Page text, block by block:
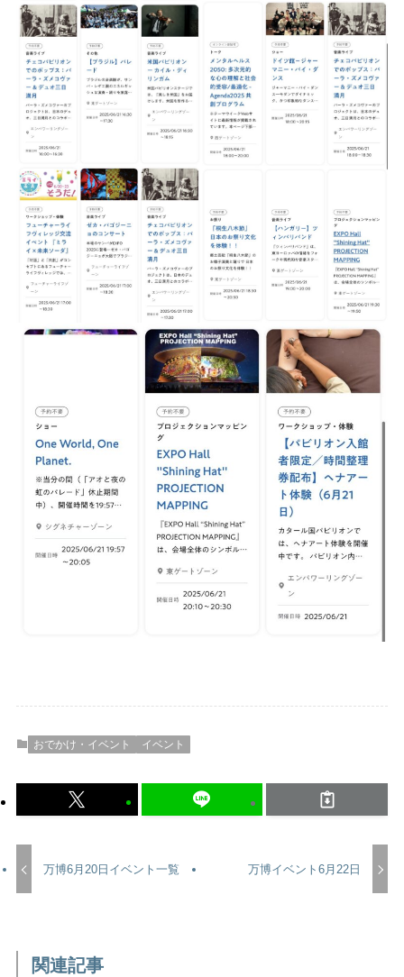
おでかけ・イベント イベント
万博6月20日イベント一覧 万博イベント6月22日
関連記事